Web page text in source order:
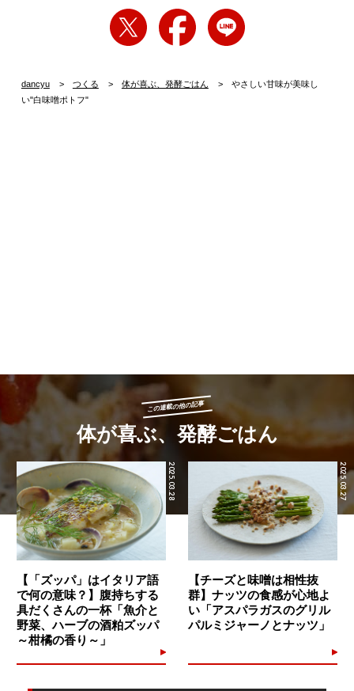
dancyu つくる 体が喜ぶ、発酵ごはん
やさしい甘味が美味し
い"白味噌ポトフ"
この連載の他の記事
体が喜ぶ、発酵ごはん
2025.03.28
【「ズッパ」はイタリア語
で何の意味？】腹持ちする
具だくさんの一杯「魚介と
野菜、ハーブの酒粕ズッパ
～柑橘の香り～」
2025.03.27
【チーズと味噌は相性抜
群】ナッツの食感が心地よ
い「アスパラガスのグリル
パルミジャーノとナッツ」